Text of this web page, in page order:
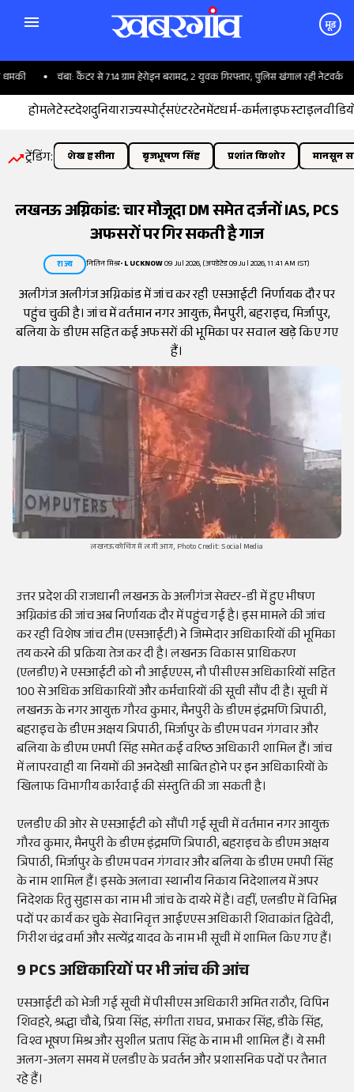
मूड
चंबा: कैंटर से 7.14 ग्राम हेरोइन बरामद, 2 युवक गिरफ्तार; पुलिस खंगाल रही नेटवर्क
होमलेटेस्टदेशदुनियाराज्यस्पोर्ट्सएंटरटेनमेंटधर्म-कर्मलाइफस्टाइल
ट्रेंडिंग: शेख हसीना बृजभूषण सिंह प्रशांत किशोर मानसून
लखनऊ अग्निकांड: चार मौजूदा DM समेत दर्जनों IAS, PCS
अफसरों पर गिर सकती है गाज
राज्य नितिन मिश्र•LUCKNOW09 Jul 2026, (अपडेटेड 09 Jul 2026, 11:41 AM IST)
अलीगंज अलीगंज अग्निकांड में जांच कर रही एसआईटी निर्णायक दौर पर
पहुंच चुकी है। जांच में वर्तमान नगर आयुक्त, मैनपुरी, बहराइच, मिर्जापुर,
बलिया के डीएम सहित कई अफसरों की भूमिका पर सवाल खड़े किए गए
हैं।
लखनऊ कोचिंग में लगी आग, Photo Credit: Social Media
उत्तर प्रदेश की राजधानी लखनऊ के अलीगंज सेक्टर-डी में हुए भीषण
अग्निकांड की जांच अब निर्णायक दौर में पहुंच गई है। इस मामले की जांच
कर रही विशेष जांच टीम (एसआईटी) ने जिम्मेदार अधिकारियों की भूमिका
तय करने की प्रक्रिया तेज कर दी है। लखनऊ विकास प्राधिकरण
(एलडीए) ने एसआईटी को नौ आईएएस, नौ पीसीएस अधिकारियों सहित
100 से अधिक अधिकारियों और कर्मचारियों की सूची सौंप दी है। सूची में
लखनऊ के नगर आयुक्त गौरव कुमार, मैनपुरी के डीएम इंद्रमणि त्रिपाठी,
बहराइच के डीएम अक्षय त्रिपाठी, मिर्जापुर के डीएम पवन गंगवार और
बलिया के डीएम एमपी सिंह समेत कई वरिष्ठ अधिकारी शामिल हैं। जांच
में लापरवाही या नियमों की अनदेखी साबित होने पर इन अधिकारियों के
खिलाफ विभागीय कार्रवाई की संस्तुति की जा सकती है।
एलडीए की ओर से एसआईटी को सौंपी गई सूची में वर्तमान नगर आयुक्त
गौरव कुमार, मैनपुरी के डीएम इंद्रमणि त्रिपाठी, बहराइच के डीएम अक्षय
त्रिपाठी, मिर्जापुर के डीएम पवन गंगवार और बलिया के डीएम एमपी सिंह
के नाम शामिल हैं। इसके अलावा स्थानीय निकाय निदेशालय में अपर
निदेशक रितु सुहास का नाम भी जांच के दायरे में है। वहीं, एलडीए में विभिन्न
पदों पर कार्य कर चुके सेवानिवृत्त आईएएस अधिकारी शिवाकांत द्विवेदी,
गिरीश चंद्र वर्मा और सत्येंद्र यादव के नाम भी सूची में शामिल किए गए हैं।
9 PCS अधिकारियों पर भी जांच की आंच
एसआईटी को भेजी गई सूची में पीसीएस अधिकारी अमित राठौर, विपिन
शिवहरे, श्रद्धा चौबे, प्रिया सिंह, संगीता राघव, प्रभाकर सिंह, डीके सिंह,
विश्व भूषण मिश्र और सुशील प्रताप सिंह के नाम भी शामिल हैं। ये सभी
अलग-अलग समय में एलडीए के प्रवर्तन और प्रशासनिक पदों पर तैनात
रहे हैं।